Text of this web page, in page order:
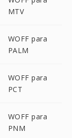
MTV
WOFF para
PALM
WOFF para
PCT
WOFF para
PNM